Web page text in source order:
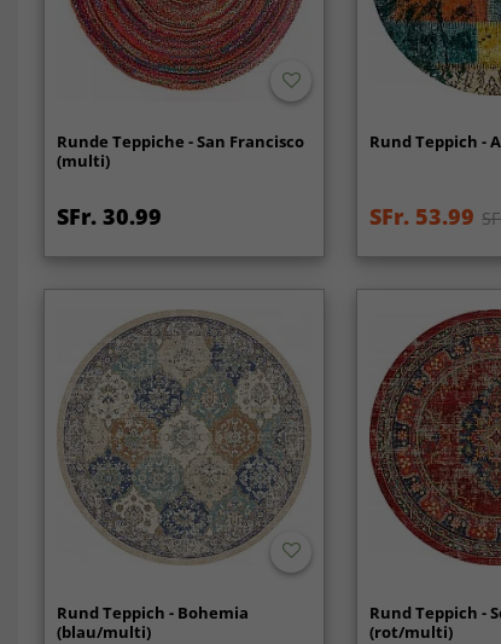
Runde Teppiche - San Francisco
(multi)
SFr. 30.99
Rund Teppich -
SFr. 53.99
Rund Teppich - Bohemia
(blau/multi)
Rund Teppich -
(rot/multi)